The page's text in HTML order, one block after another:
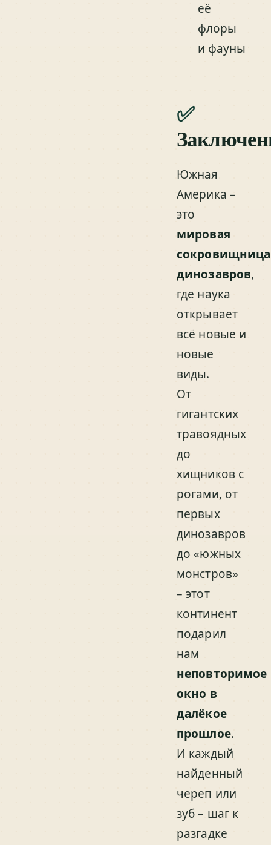
её
флоры
и фауны
✅
Южная
Америка –
это
мировая
сокровищница
динозавров,
где наука
открывает
всё новые и
новые
виды.
От
гигантских
травоядных
до
хищников с
рогами, от
первых
динозавров
до «южных
монстров»
– этот
континент
подарил
нам
неповторимое
окно в
далёкое
прошлое.
И каждый
найденный
череп или
зуб – шаг к
разгадке